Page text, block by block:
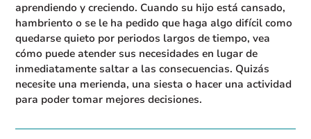
aprendiendo y creciendo. Cuando su hijo está cansado,
hambriento o se le ha pedido que haga algo difícil como
quedarse quieto por periodos largos de tiempo, vea
cómo puede atender sus necesidades en lugar de
inmediatamente saltar a las consecuencias. Quizás
necesite una merienda, una siesta o hacer una actividad
para poder tomar mejores decisiones.